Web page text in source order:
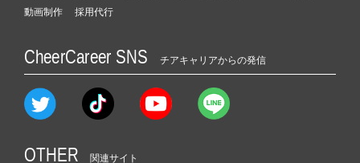
動画制作
採用代行
CheerCareer SNS チアキャリアからの発信
OTHER 関連サイト